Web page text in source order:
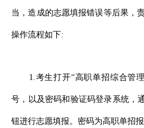
当，造成的志愿填报错误等后果，
操作流程如下:
1.考生打开“高职单招综合管理
号，以及密码和验证码登录系统，
钮进行志愿填报。密码为高职单招